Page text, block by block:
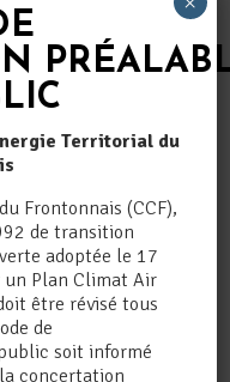
Territorial du
Frontonnais (CCF),
de transition
adoptée le 17
un Plan Climat Air
être révisé tous
de
soit informé
concertation